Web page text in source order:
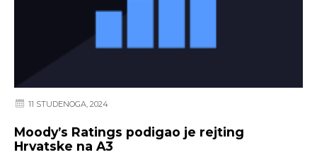
11 STUDENOGA, 2024
Moody’s Ratings podigao je rejting
Hrvatske na A3